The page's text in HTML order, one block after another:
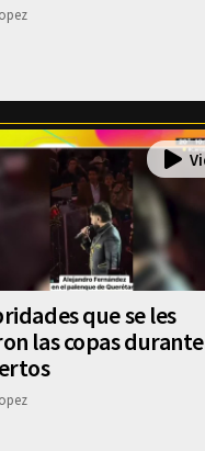
que se les
las copas durante